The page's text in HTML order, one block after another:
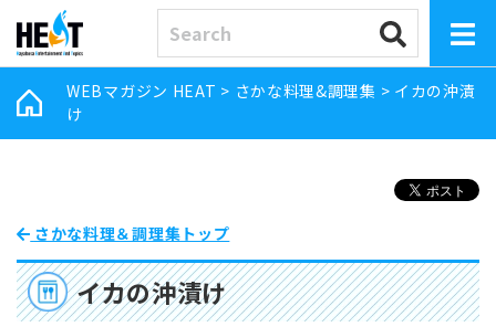
WEBマガジン HEAT > さかな料理&調理集 > イカの沖漬
け
さかな料理＆調理集トップ
イカの沖漬け